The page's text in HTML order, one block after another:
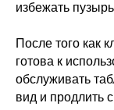
избежать
После того как
готова к
обслуживать
вид и продлить